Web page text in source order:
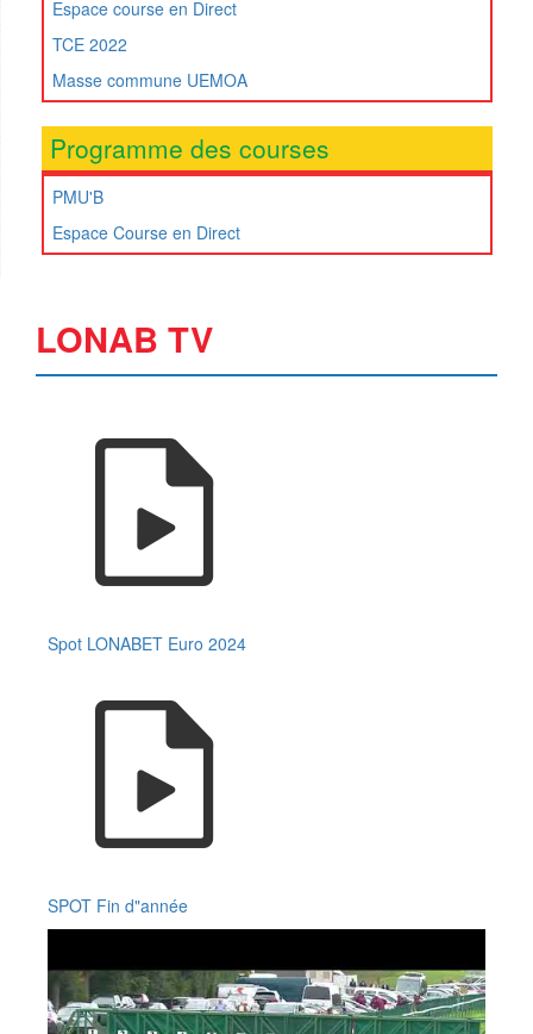
Espace course en Direct
TCE 2022
Masse commune UEMOA
Programme des courses
PMU'B
Espace Course en Direct
LONAB TV
Spot LONABET Euro 2024
SPOT Fin d"année